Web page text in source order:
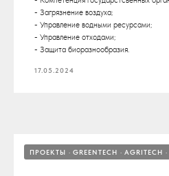
- Загрязнение воздуха;
- Управление водными ресурсами;
- Управление отходами;
- Защита биоразнообразия.
17.05.2024
ПРОЕКТЫ GREENTECH AGRITECH